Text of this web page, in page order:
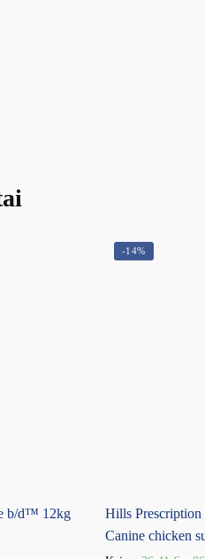
b/d™ 12kg
-14%
Hills
Canine chicken